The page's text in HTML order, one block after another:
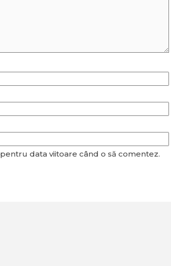
data viitoare când o să comentez.